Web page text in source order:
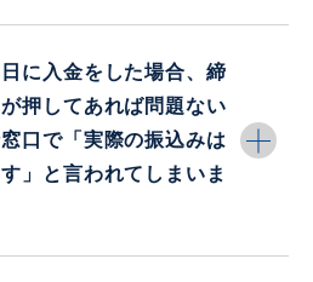
に入金をした場合、締
押してあれば問題ない
口で「実際の振込みは
」と言われてしまいま